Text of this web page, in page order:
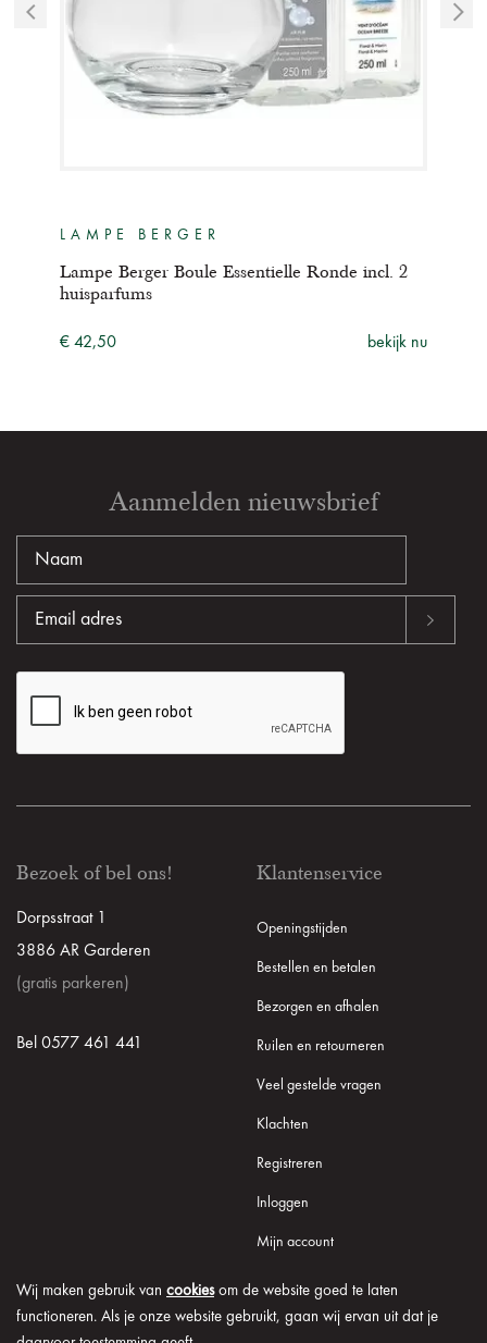
Wij maken gebruik van cookiesom de website goed te laten
functioneren. Als je onze website gebruikt, gaan wij ervan uit dat je
LAMPE BERGER
Lampe Berger Boule Essentielle Ronde incl. 2
huisparfums
€ 42,50 bekijk nu
Aanmelden nieuwsbrief
Bezoek of bel ons!
Dorpsstraat 1
3886 AR Garderen
(gratis parkeren)
Bel 0577 461 441
Klantenservice
Openingstijden
Bestellen en betalen
Bezorgen en afhalen
Ruilen en retourneren
Veel gestelde vragen
Klachten
Registreren
Inloggen
Mijn account